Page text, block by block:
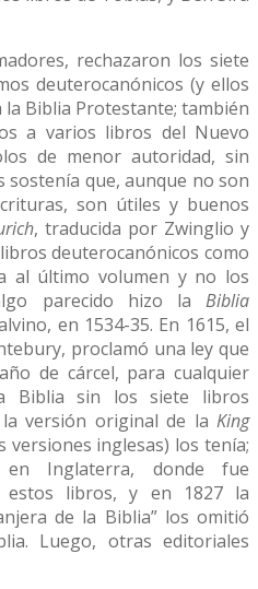
rechazaron los siete
deuterocanónicos (y ellos
la Biblia Protestante; también
a varios libros del Nuevo
de menor autoridad, sin
que, aunque no son
son útiles y buenos
, traducida por Zwinglio y
deuterocanónicos como
al último volumen y no los
parecido hizo la Biblia
en 1534-35. En 1615, el
proclamó una ley que
de cárcel, para cualquier
Biblia sin los siete libros
versión original de la King
versiones inglesas) los tenía;
Inglaterra, donde fue
estos libros, y en 1827 la
de la Biblia” los omitió
Luego, otras editoriales